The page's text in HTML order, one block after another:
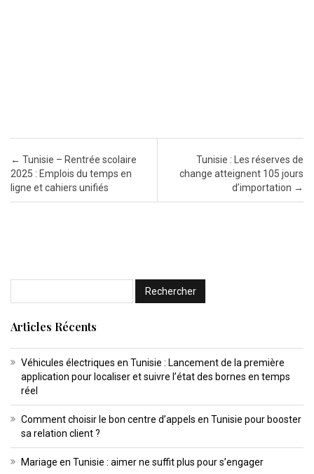
Post navigation
← Tunisie – Rentrée scolaire
2025 : Emplois du temps en
ligne et cahiers unifiés
Tunisie : Les réserves de
change atteignent 105 jours
d’importation →
Articles Récents
Véhicules électriques en Tunisie : Lancement de la première
application pour localiser et suivre l’état des bornes en temps
réel
Comment choisir le bon centre d’appels en Tunisie pour booster
sa relation client ?
Mariage en Tunisie : aimer ne suffit plus pour s’engager